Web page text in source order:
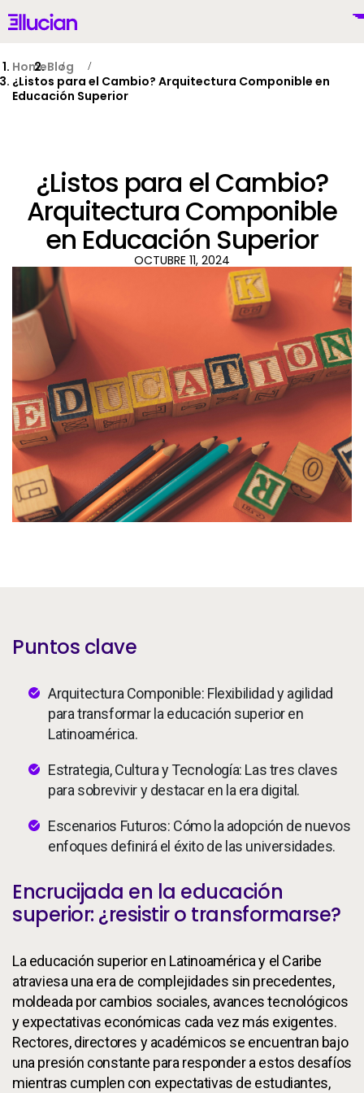
Main menu Ellucian
Por Qué Ellucian
Productos
IA
Servicios
Recursos
Compañía
HomeBlog
¿Listos para el Cambio? Arquitectura Componible en
Educación Superior
¿Listos para el Cambio?
Arquitectura Componible
en Educación Superior
OCTUBRE 11, 2024
Puntos clave
Arquitectura Componible: Flexibilidad y agilidad
para transformar la educación superior en
Latinoamérica.
Estrategia, Cultura y Tecnología: Las tres claves
para sobrevivir y destacar en la era digital.
Escenarios Futuros: Cómo la adopción de nuevos
enfoques definirá el éxito de las universidades.
Encrucijada en la educación
superior: ¿resistir o transformarse?
La educación superior en Latinoamérica y el Caribe
atraviesa una era de complejidades sin precedentes,
moldeada por cambios sociales, avances tecnológicos
y expectativas económicas cada vez más exigentes.
Rectores, directores y académicos se encuentran bajo
una presión constante para responder a estos desafíos
mientras cumplen con expectativas de estudiantes,